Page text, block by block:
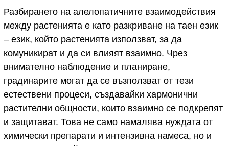
Разбирането на алелопатичните взаимодействия
между растенията е като разкриване на таен език
– език, който растенията използват, за да
комуникират и да си влияят взаимно. Чрез
внимателно наблюдение и планиране,
градинарите могат да се възползват от тези
естествени процеси, създавайки хармонични
растителни общности, които взаимно се подкрепят
и защитават. Това не само намалява нуждата от
химически препарати и интензивна намеса, но и